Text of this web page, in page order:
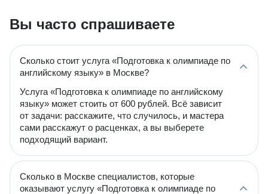
Вы часто спрашиваете
Сколько стоит услуга «Подготовка к олимпиаде по
английскому языку» в Москве?
Услуга «Подготовка к олимпиаде по английскому
языку» может стоить от 600 рублей. Всё зависит
от задачи: расскажите, что случилось, и мастера
сами расскажут о расценках, а вы выберете
подходящий вариант.
Сколько в Москве специалистов, которые
оказывают услугу «Подготовка к олимпиаде по